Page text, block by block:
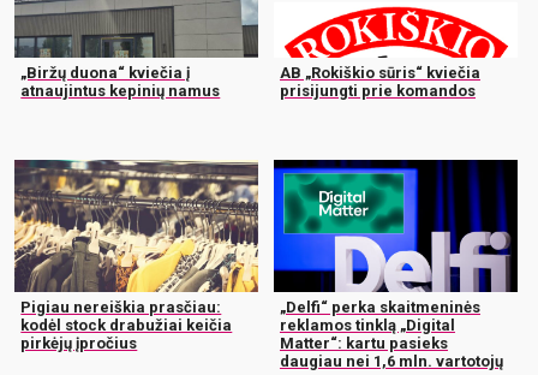
„Biržų duona“ kviečia į
atnaujintus kepinių namus
AB „Rokiškio sūris“ kviečia
prisijungti prie komandos
Pigiau nereiškia prasčiau:
kodėl stock drabužiai keičia
pirkėjų įpročius
„Delfi“ perka skaitmeninės
reklamos tinklą „Digital
Matter“: kartu pasieks
daugiau nei 1,6 mln. vartotojų